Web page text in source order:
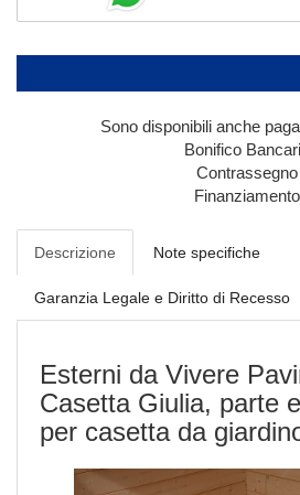
Sono disponibili anche
Bonifico
Contrassegno
Finanziamento
Descrizione Note specifiche
Garanzia Legale e Diritto di Recesso
Esterni da Vivere
Casetta Giulia, parte
per casetta da